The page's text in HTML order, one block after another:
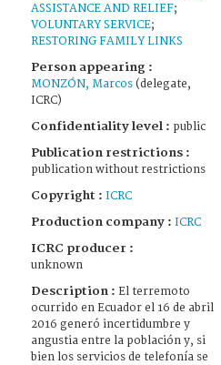
ASSISTANCE AND RELIEF;
VOLUNTARY SERVICE;
RESTORING FAMILY LINKS
Person appearing :
MONZÓN, Marcos (delegate,
ICRC)
Confidentiality level : public
Publication restrictions :
publication without restrictions
Copyright : ICRC
Production company : ICRC
ICRC producer :
unknown
Description : El terremoto
ocurrido en Ecuador el 16 de abril
2016 generó incertidumbre y
angustia entre la población y, si
bien los servicios de telefonía se